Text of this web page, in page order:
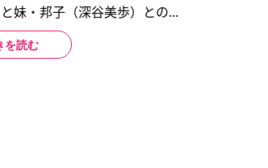
妹・邦子（深谷美歩）との...
を読む